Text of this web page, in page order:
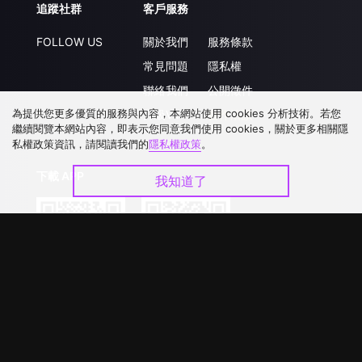
追蹤社群
FOLLOW US
客戶服務
關於我們
常見問題
聯絡我們
升級VIP
服務條款
隱私權
公開徵件
合作洽談
為提供您更多優質的服務與內容，本網站使用 cookies 分析技術。若您
繼續閱覽本網站內容，即表示您同意我們使用 cookies，關於更多相關隱
私權政策資訊，請閱讀我們的隱私權政策。
我知道了